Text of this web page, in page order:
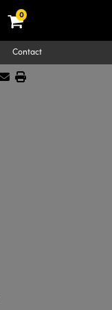
0
Contact